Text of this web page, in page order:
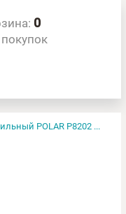
0
POLAR Р8202 ...